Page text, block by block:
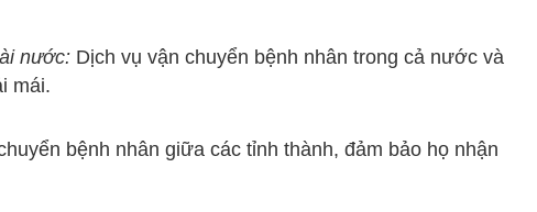
nước: Dịch vụ vận chuyển bệnh nhân trong cả nước và
mái.
bệnh nhân giữa các tỉnh thành, đảm bảo họ nhận